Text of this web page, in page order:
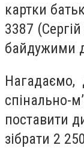
картки
3387
байдужими
Нагадаємо,
спінально-
поставити
зібрати 2